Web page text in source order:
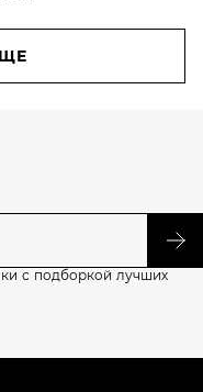
с подборкой лучших